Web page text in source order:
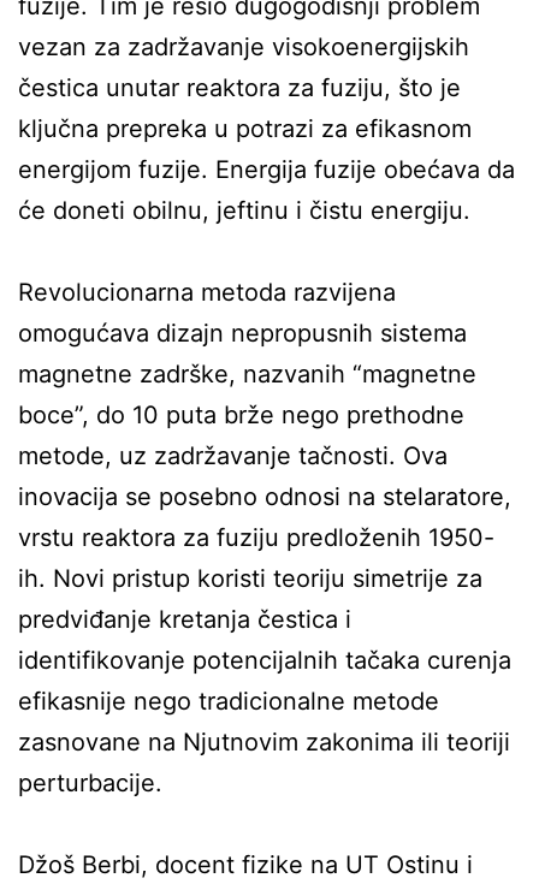
fuzije. Tim je rešio dugogodišnji problem
vezan za zadržavanje visokoenergijskih
čestica unutar reaktora za fuziju, što je
ključna prepreka u potrazi za efikasnom
energijom fuzije. Energija fuzije obećava da
će doneti obilnu, jeftinu i čistu energiju.
Revolucionarna metoda razvijena
omogućava dizajn nepropusnih sistema
magnetne zadrške, nazvanih “magnetne
boce”, do 10 puta brže nego prethodne
metode, uz zadržavanje tačnosti. Ova
inovacija se posebno odnosi na stelaratore,
vrstu reaktora za fuziju predloženih 1950-
ih. Novi pristup koristi teoriju simetrije za
predviđanje kretanja čestica i
identifikovanje potencijalnih tačaka curenja
efikasnije nego tradicionalne metode
zasnovane na Njutnovim zakonima ili teoriji
perturbacije.
Džoš Berbi, docent fizike na UT Ostinu i